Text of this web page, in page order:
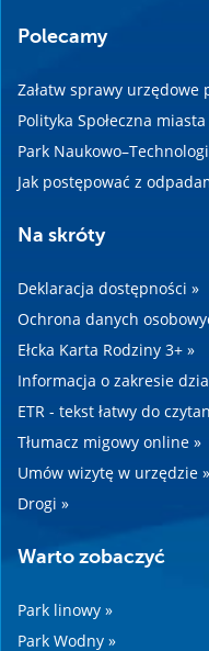
Polecamy
Załatw sprawy urzędowe
Polityka Społeczna miasta
Park
Jak postępować z
Na skróty
Deklaracja dostępności »
Ochrona danych
Ełcka Karta Rodziny 3+ »
Informacja o zakresie
ETR - tekst łatwy do
Tłumacz migowy online »
Umów wizytę w urzędzie »
Drogi »
Warto zobaczyć
Park linowy »
Park Wodny »